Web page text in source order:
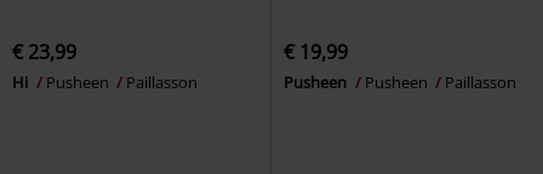
€ 23,99
Hi Pusheen Paillasson
€ 19,99
Pusheen Pusheen Paillasson